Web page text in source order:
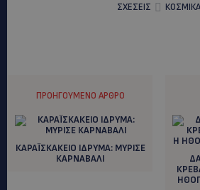
ΣΧΕΣΕΙΣ
ΚΟΣΜΙΚΑ
ΠΡΟΗΓΟΎΜΕΝΟ ΆΡΘΡΟ
ΚΑΡΑΪΣΚΑΚΕΙΟ ΙΔΡΥΜΑ: MYΡΙΣΕ
ΚΑΡΝΑΒΑΛΙ